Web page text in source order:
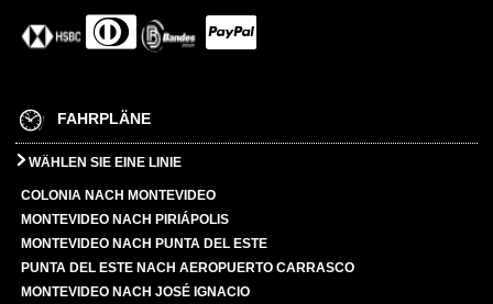
FAHRPLÄNE
WÄHLEN SIE EINE LINIE
COLONIA NACH MONTEVIDEO
MONTEVIDEO NACH PIRIÁPOLIS
MONTEVIDEO NACH PUNTA DEL ESTE
PUNTA DEL ESTE NACH AEROPUERTO CARRASCO
MONTEVIDEO NACH JOSÉ IGNACIO